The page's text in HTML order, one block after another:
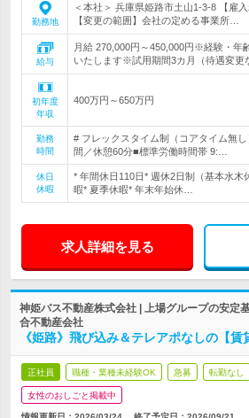
勤務地
＜本社＞ 兵庫県姫路市土山1-3-8 【雇
【変更の範囲】会社の定める事業所…
給与
月給 270,000円～450,000円※経験・年
いたします※試用期間3カ月（待遇変更
初年度
年収
400万円～650万円
勤務
時間
# フレックスタイム制（コアタイム無
間／休憩60分■標準労働時間帯 9:…
休日
休暇
* 年間休日110日* 週休2日制（基本水木
暇* 夏季休暇* 年末年始休…
求人詳細を見る
神姫バス不動産株式会社 | 上場グループの安定
合不動産会社
《姫路》飛び込み＆テレアポなしの【
正社員 職種・業種未経験OK 急募 転勤なし
女性のおしごと掲載中